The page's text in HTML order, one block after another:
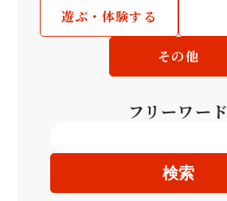
遊ぶ・体験する
その他
フリーワード
検索